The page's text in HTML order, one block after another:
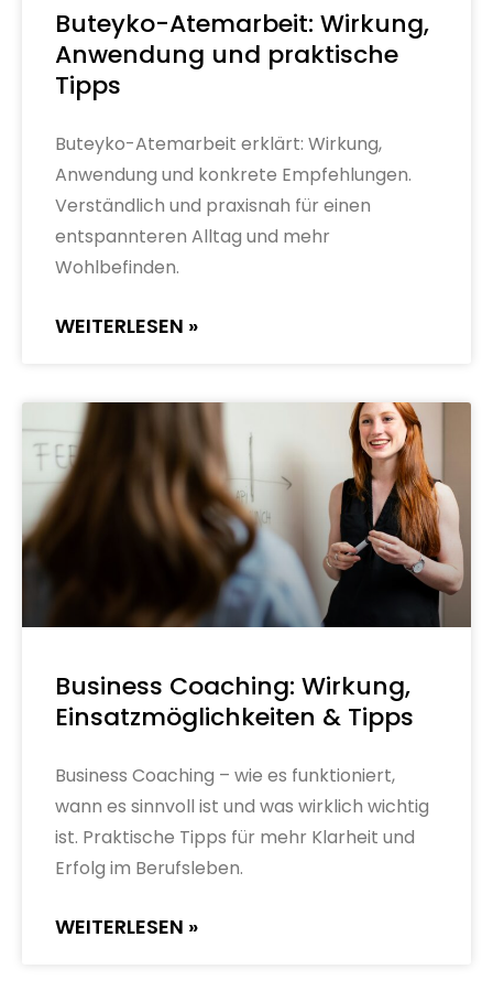
Buteyko-Atemarbeit: Wirkung,
Anwendung und praktische
Tipps
Buteyko-Atemarbeit erklärt: Wirkung,
Anwendung und konkrete Empfehlungen.
Verständlich und praxisnah für einen
entspannteren Alltag und mehr
Wohlbefinden.
WEITERLESEN »
Business Coaching: Wirkung,
Einsatzmöglichkeiten & Tipps
Business Coaching – wie es funktioniert,
wann es sinnvoll ist und was wirklich wichtig
ist. Praktische Tipps für mehr Klarheit und
Erfolg im Berufsleben.
WEITERLESEN »